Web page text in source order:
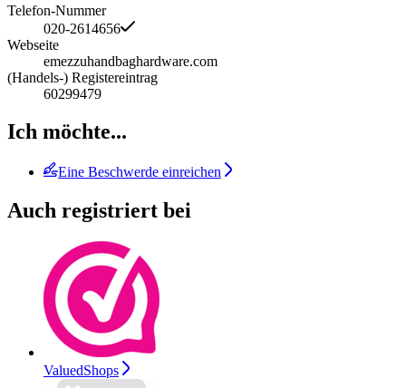
Telefon-Nummer
020-2614656
Webseite
emezzuhandbaghardware.com
(Handels-) Registereintrag
60299479
Ich möchte...
Eine Beschwerde einreichen
Auch registriert bei
ValuedShops